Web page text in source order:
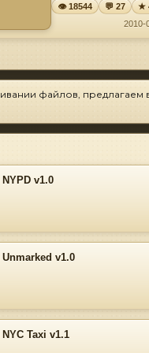
👁 18544 💬 27
★
2010-
файлов, предлагаем
v1.0
v1.0
Taxi v1.1